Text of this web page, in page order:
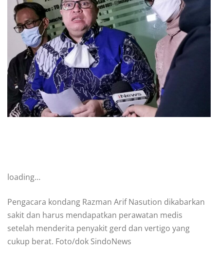
loading…
Pengacara kondang Razman Arif Nasution dikabarkan
sakit dan harus mendapatkan perawatan medis
setelah menderita penyakit gerd dan vertigo yang
cukup berat. Foto/dok SindoNews